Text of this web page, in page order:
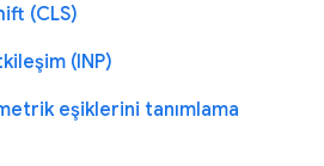
(CLS)
(INP)
eşiklerini tanımlama